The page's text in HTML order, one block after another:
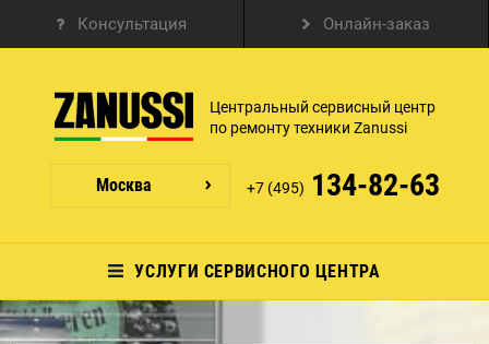
Консультация Онлайн-заказ
Центральный сервисный центр
по ремонту техники Zanussi
Москва +7 (495) 134-82-63
УСЛУГИ СЕРВИСНОГО ЦЕНТРА